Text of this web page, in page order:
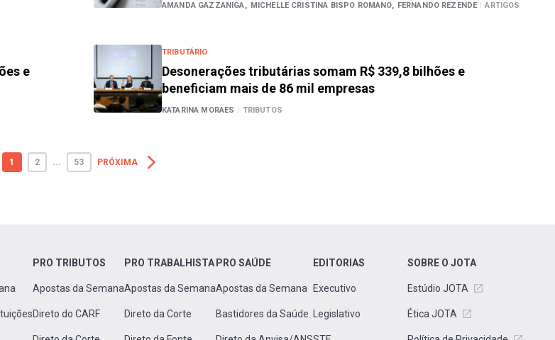
AMANDA GAZZANIGA, MICHELLE CRISTINA BISPO ROMANO, FERNANDO REZENDE | ARTIGOS
e
TRIBUTÁRIO
Desonerações tributárias somam R$ 339,8 bilhões e
beneficiam mais de 86 mil empresas
KATARINA MORAES | TRIBUTOS
1 2 ... 53 PRÓXIMA
PRO TRIBUTOS
Apostas da Semana
Direto do CARF
PRO TRABALHISTA
Apostas da Semana
Direto da Corte
PRO SAÚDE
Apostas da Semana
Bastidores da Saúde
EDITORIAS
Executivo
Legislativo
SOBRE O JOTA
Estúdio JOTA
Ética JOTA